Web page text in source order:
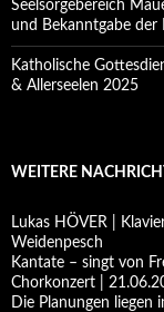
Seelsorgebereich
und Bekanntgabe der
Katholische
& Allerseelen 2025
WEITERE
Lukas HÖVER |
Weidenpesch
Kantate – singt von
Chorkonzert |
Die Planungen liegen